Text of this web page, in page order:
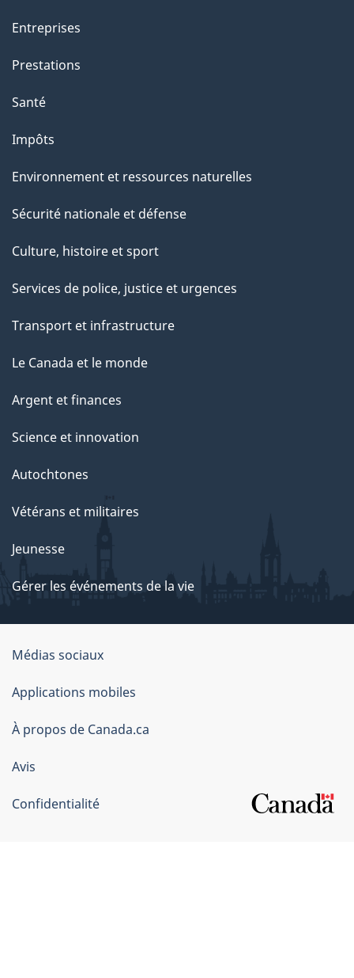
Entreprises
Prestations
Santé
Impôts
Environnement et ressources naturelles
Sécurité nationale et défense
Culture, histoire et sport
Services de police, justice et urgences
Transport et infrastructure
Le Canada et le monde
Argent et finances
Science et innovation
Autochtones
Vétérans et militaires
Jeunesse
Gérer les événements de la vie
Organisation
du
gouvernement
du
Canada
Médias sociaux
Applications mobiles
À propos de Canada.ca
Avis
Confidentialité